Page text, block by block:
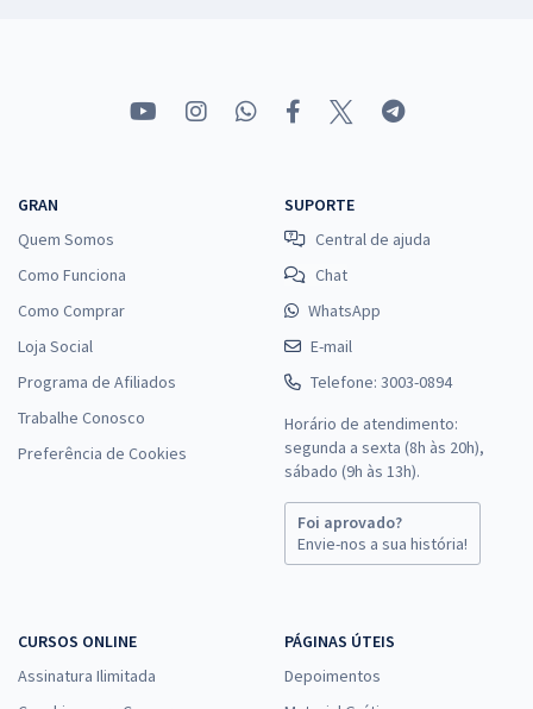
GRAN
Quem Somos
Como Funciona
Como Comprar
Loja Social
Programa de Afiliados
Trabalhe Conosco
Preferência de Cookies
SUPORTE
Central de ajuda
Chat
WhatsApp
E-mail
Telefone: 3003-0894
Horário de atendimento:
segunda a sexta (8h às 20h),
sábado (9h às 13h).
Foi aprovado?
Envie-nos a sua história!
CURSOS ONLINE
Assinatura Ilimitada
PÁGINAS ÚTEIS
Depoimentos